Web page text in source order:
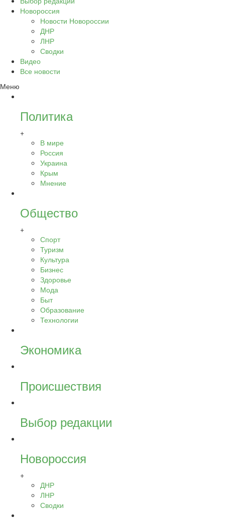
Новороссия
Новости Новороссии
ДНР
ЛНР
Сводки
Видео
Все новости
Меню
Политика
+
В мире
Россия
Украина
Крым
Мнение
Общество
+
Спорт
Туризм
Культура
Бизнес
Здоровье
Мода
Быт
Образование
Технологии
Экономика
Происшествия
Выбор редакции
Новороссия
+
ДНР
ЛНР
Сводки